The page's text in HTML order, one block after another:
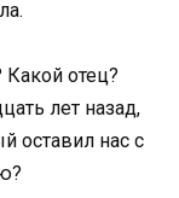
отец?
лет назад,
оставил нас с